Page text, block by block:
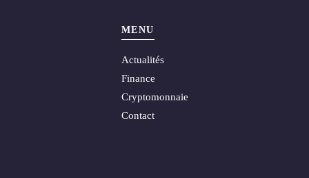
MENU
Actualités
Finance
Cryptomonnaie
Contact